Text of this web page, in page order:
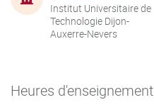
Institut Universitaire de
Technologie Dijon-
Auxerre-Nevers
Heures d'enseignement